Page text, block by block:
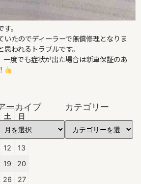
。
いたのでディーラーで無償修理となりま
われるトラブルです。
度でも症状が出た場合は新車保証のあ
土
日
5
6
12
13
19
20
26
27
ーカイブ カテゴリー